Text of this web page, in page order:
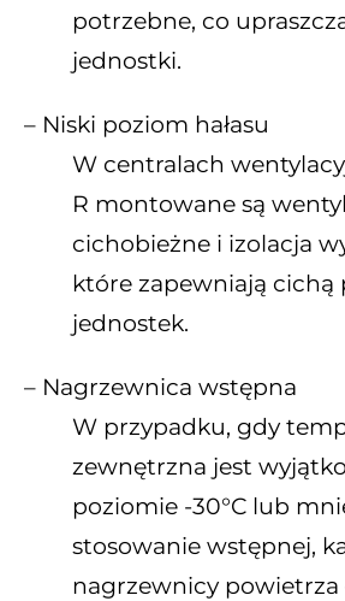
potrzebne, co
jednostki.
– Niski poziom hałasu
W centralach
R montowane są
cichobieżne i izolacja
które zapewniają cichą
jednostek.
– Nagrzewnica wstępna
W przypadku, gdy
zewnętrzna jest
poziomie -30°C lub
stosowanie wstępnej,
nagrzewnicy powietrza